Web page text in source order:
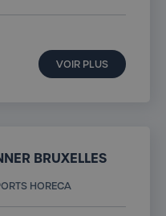
VOIR PLUS
BRUXELLES
HORECA